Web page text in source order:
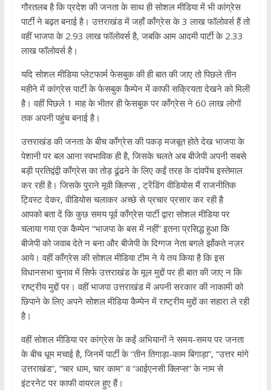
गौरतलब है कि प्रदेश की जनता के साथ ही सोशल मीडिया में भी कांग्रेस
पार्टी ने बढ़त बनाई है। उत्तराखंड में जहाँ काँग्रेस के 3 लाख फॉलोवर्स हैं तो
वहीं भाजपा के 2.93 लाख फॉलोवर्स है, जबकि आम आदमी पार्टी के 2.33
लाख फॉलोवर्स है।
यदि सोशल मीडिया प्लेटफार्म फेसबुक की ही बात की जाए तो पिछले तीन
महीने में कांग्रेस पार्टी के फेसबुक कैम्पेन में काफी सक्रियता देखने को मिली
है। वहीं पिछले 1 माह के भीतर ही फेसबुक पर काँग्रेस ने 60 लाख लोगों
तक अपनी पहुंच बनाई है।
उत्तराखंड की जनता के बीच काँग्रेस की पकड़ मजबूत होते देख भाजपा के
पेशानी पर बल आना स्वभाविक ही है, जिसके चलते अब बीजेपी अपनी सबसे
बड़ी प्रतिद्वंद्वी काँग्रेस का तोड़ ढूंढने के लिए कईं तरह के दांवपेंच इस्तेमाल
कर रही है। जिसके पुराने मूवी क्लिप्स , ट्रेंडिंग वीडियोस मैं राजनीतिक
ट्विस्ट देकर, वीडियोस चलाकर अच्छे से प्रचार प्रसार कर रही है
आपको बता दें कि कुछ समय पूर्व काँग्रेस पार्टी द्वारा सोशल मीडिया पर
चलाया गया एक कैम्पेन “भाजपा के बस में नहीं” इतना प्रसिद्ध हुआ कि
बीजेपी को जवाब देते न बना और बीजेपी के दिग्गज नेता बगले झाँकते नज़र
आये। वहीं काँग्रेस की सोशल मीडिया टीम ने ये तय किया है कि इस
विधानसभा चुनाव में सिर्फ उत्तराखंड के मूल मुद्दों पर ही बात की जाए न कि
राष्ट्रीय मुद्दों पर। वहीं भाजपा उत्तराखंड में अपनी सरकार की नाकामी को
छिपाने के लिए अपने सोशल मीडिया कैम्पेन में राष्ट्रीय मुद्दों का सहारा ले रही
है।
वहीं सोशल मीडिया पर कांग्रेस के कईं अभियानों ने समय-समय पर जनता
के बीच धूम मचाई है, जिनमें पार्टी के “तीन तिगाड़ा-काम बिगाड़ा”, “उत्तर मांगे
उत्तराखंड”, “चार धाम, चार काम” व “आईएनसी क्लिप्स” के नाम से
इंटरनेट पर काफी वायरल हुए हैं।